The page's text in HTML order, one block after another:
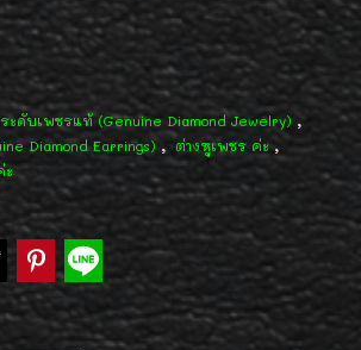
ะดับเพชรแท้ (Genuine Diamond Jewelry) ,
Diamond Earrings) , ต่างหูเพชร ค่ะ ,
ะ